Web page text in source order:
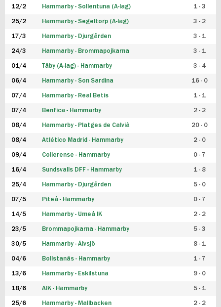
F19
FUTSAL HERR
FUTSAL DAM
12/2 Hammarby - Sollentuna (A-lag) 1 - 3
25/2 Hammarby - Segeltorp (A-lag) 3 - 2
17/3 Hammarby - Djurgården 3 - 1
24/3 Hammarby - Brommapojkarna 3 - 1
01/4 Täby (A-lag) - Hammarby 3 - 4
06/4 Hammarby - Son Sardina 16 - 0
07/4 Hammarby - Real Betis 1 - 1
07/4 Benfica - Hammarby 2 - 2
08/4 Hammarby - Platges de Calvià 20 - 0
08/4 Atlético Madrid - Hammarby 2 - 0
09/4 Collerense - Hammarby 0 - 7
16/4 Sundsvalls DFF - Hammarby 1 - 8
25/4 Hammarby - Djurgården 5 - 0
07/5 Piteå - Hammarby 0 - 7
14/5 Hammarby - Umeå IK 2 - 2
23/5 Brommapojkarna - Hammarby 5 - 3
30/5 Hammarby - Älvsjö 8 - 1
04/6 Bollstanäs - Hammarby 1 - 7
13/6 Hammarby - Eskilstuna 9 - 0
18/6 AIK - Hammarby 5 - 1
25/6 Hammarby - Mallbacken 2 - 2